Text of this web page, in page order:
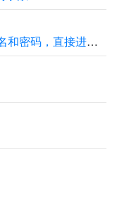
关于 phpMyAdmin 免输入用户名和密码，直接进入管理界面